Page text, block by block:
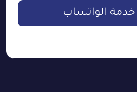
خدمة الواتساب